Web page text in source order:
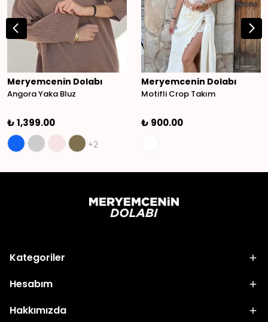
Meryemcenin Dolabı
Angora Yaka Bluz
₺ 1,399.00
+2
Meryemcenin Dolabı
Motifli Crop Takım
₺ 900.00
Kategoriler
Hesabım
Hakkımızda